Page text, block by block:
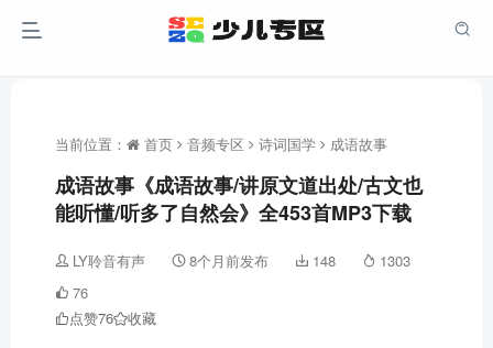
当前位置： 首页 音频专区 诗词国学 成语故事
成语故事《成语故事/讲原文道出处/古文也
能听懂/听多了自然会》全453首MP3下载
LY聆音有声 8个月前发布 148
1303
76
点赞76 收藏